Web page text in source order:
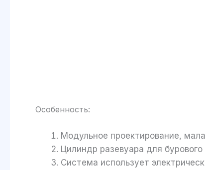
Особенность:
Модульное проектирование,
Цилиндр разевуара для
Система использует